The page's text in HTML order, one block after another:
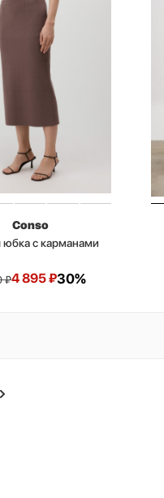
Conso
юбка с карманами
₽4 895₽30%